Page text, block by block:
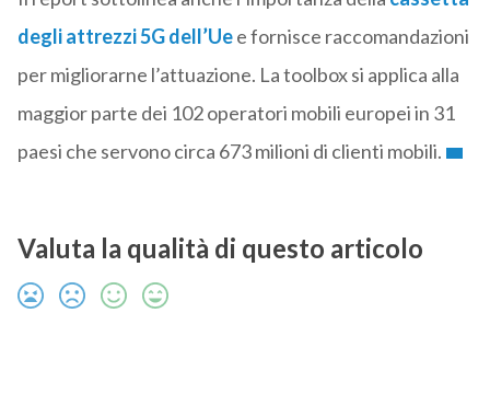
degli attrezzi 5G dell’Uee fornisce raccomandazioni
per migliorarne l’attuazione. La toolbox si applica alla
maggior parte dei 102 operatori mobili europei in 31
paesi che servono circa 673 milioni di clienti mobili.
Valuta la qualità di questo articolo